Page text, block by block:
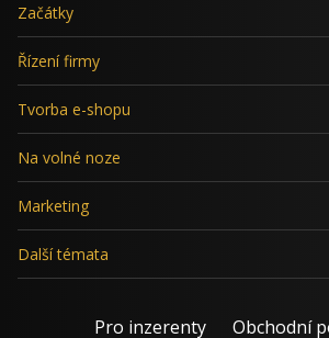
Začátky
Řízení firmy
Tvorba e-shopu
Na volné noze
Marketing
Další témata
Pro inzerenty Obchodní